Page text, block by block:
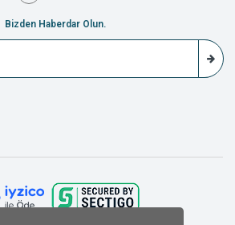
Bizden Haberdar Olun.